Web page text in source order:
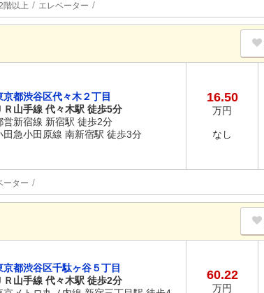
階以上 エレベーター
京都渋谷区代々木２丁目
Ｒ山手線 代々木駅 徒歩5分
営新宿線 新宿駅 徒歩2分
田急小田原線 南新宿駅 徒歩3分
16.50
万円
なし
ーター
京都渋谷区千駄ヶ谷５丁目
Ｒ山手線 代々木駅 徒歩2分
60.22
万円